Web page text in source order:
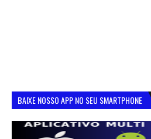
BAIXE NOSSO APP NO SEU SMARTPHONE